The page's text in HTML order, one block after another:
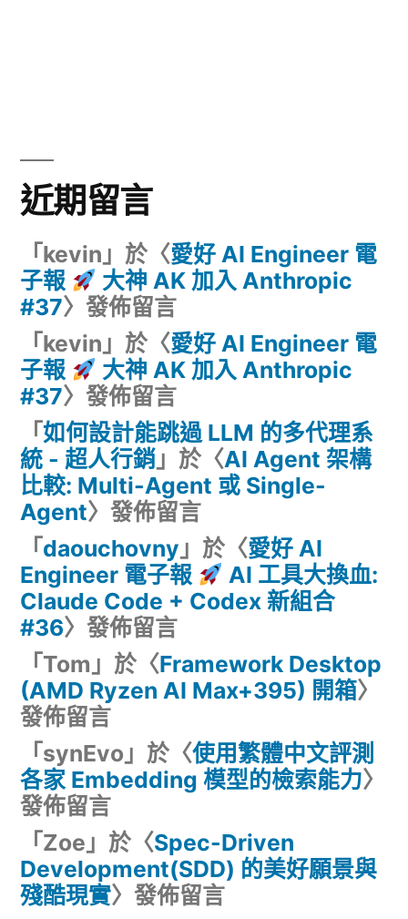
近期留言
「 kevin 」於〈愛好 AI Engineer 電
子報
大神 AK 加入 Anthropic
#37〉發佈留言
「 kevin 」於〈愛好 AI Engineer 電
子報
大神 AK 加入 Anthropic
#37〉發佈留言
「 如何設計能跳過 LLM 的多代理系
統 - 超人行銷 」於〈AI Agent 架構
比較: Multi-Agent 或 Single-
Agent〉發佈留言
「 daouchovny 」於〈愛好 AI
Engineer 電子報
AI 工具大換血:
Claude Code + Codex 新組合
#36〉發佈留言
「 Tom 」於〈Framework Desktop
(AMD Ryzen AI Max+395) 開箱〉
發佈留言
「 synEvo 」於〈使用繁體中文評測
各家 Embedding 模型的檢索能力〉
發佈留言
「 Zoe 」於〈Spec-Driven
Development(SDD) 的美好願景與
殘酷現實〉發佈留言